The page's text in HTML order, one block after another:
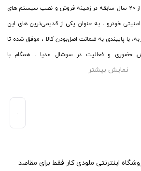
فروشگاه ملودی کار با بیش از ۲۰ سال سابقه در زمینه فروش و نصب سیستم های
خودرو ، به عنوان یکی از قدیمی‌ترین های این
با پایبندی به ضمانت اصل‌بودن کالا ، موفق شده تا
حضوری و فعالیت در سوشال مدیا ، همگام با
به فروش اینترنتی کند. در سایت ملودی کار ،
با پایبندی به ضمانت اصل‌بودن کالا، موفق شده تا
نمایش بیشتر
اینترنتی ملودی کار فقط برای مقاصد